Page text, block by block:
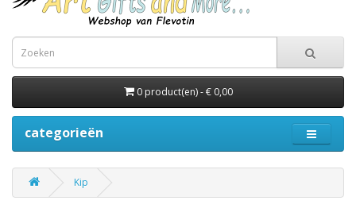
0 product(en) - € 0,00
categorieën
Kip